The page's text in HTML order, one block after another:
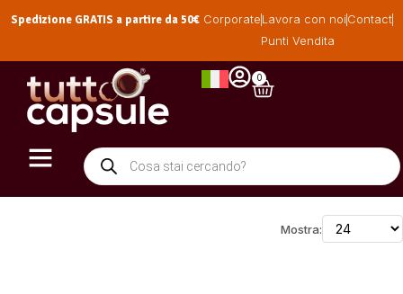
Spedizione GRATIS a partire da 50€ Corporate Lavora con noi Contact
Punti Vendita
0
Mostra: